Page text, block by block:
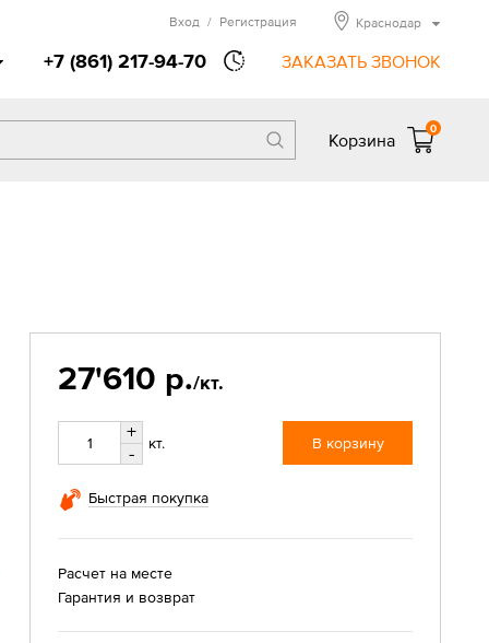
+7 (861) 217-94-70 ЗАКАЗАТЬ ЗВОНОК
Вход / Регистрация Краснодар
Корзина
0
27'610 р./кт.
+
-
кт. В корзину
Быстрая покупка
Расчет на месте
Гарантия и возврат